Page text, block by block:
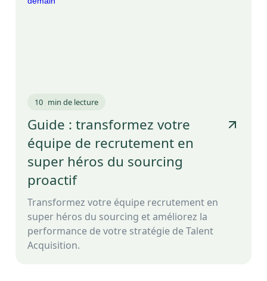
10 min de lecture
Guide : transformez votre
équipe de recrutement en
super héros du sourcing
proactif
Transformez votre équipe recrutement en
super héros du sourcing et améliorez la
performance de votre stratégie de Talent
Acquisition.